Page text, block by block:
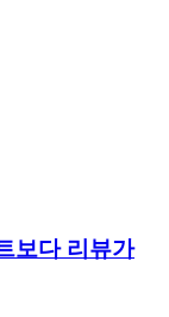
보다 리뷰가